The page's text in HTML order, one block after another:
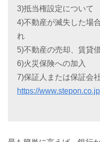
3)抵当権設定について
4)不動産が滅失した場
れ
5)不動産の売却、賃貸
6)火災保険への加入
7)保証人または保証会
https://